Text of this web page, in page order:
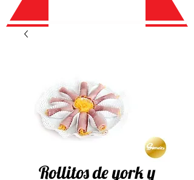
Rollitos de york y